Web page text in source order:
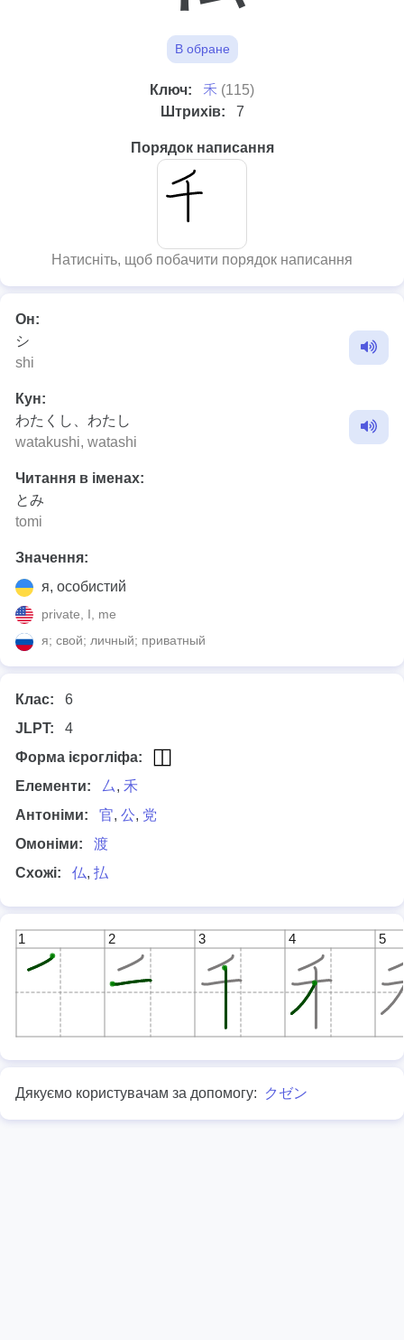
В обране
Ключ: ⽲ (115)
Штрихів:
7
Порядок написання
Натисніть, щоб побачити порядок написання
Он:
シ
shi
Кун:
わたくし、わたし
watakushi, watashi
Читання в іменах:
とみ
tomi
Значення:
я, особистий
private, I, me
я; свой; личный; приватный
Клас:
6
JLPT:
4
Форма ієрогліфа:
Елементи:
厶, 禾
Антоніми:
官, 公, 党
Омоніми:
渡
Схожі:
仏, 払
1 2 3 4 5
Дякуємо користувачам за допомогу: クゼン